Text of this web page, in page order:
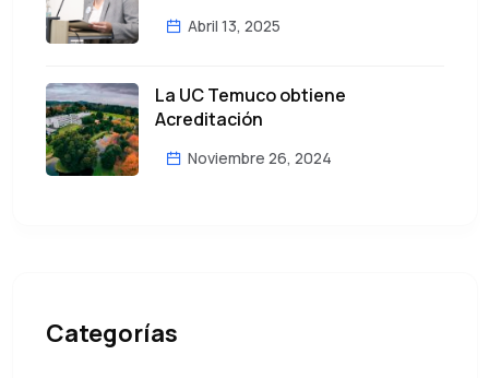
Abril 13, 2025
La UC Temuco obtiene
Acreditación
Noviembre 26, 2024
Categorías